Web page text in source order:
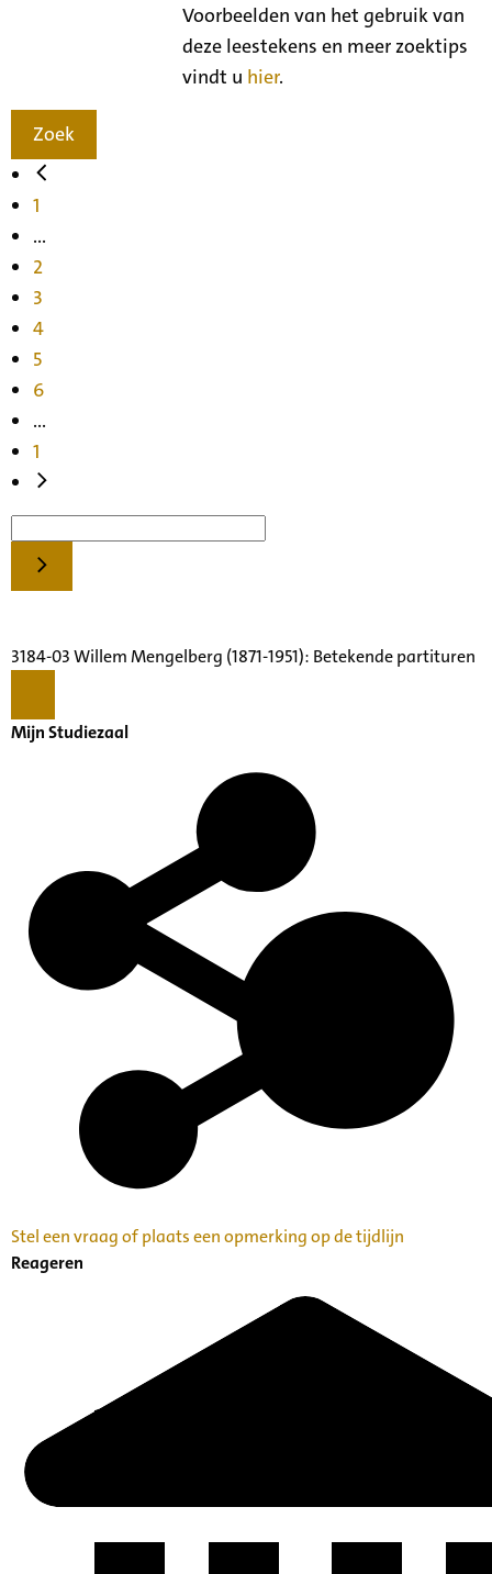
Voorbeelden van het gebruik van
deze leestekens en meer zoektips
vindt u hier.
Zoek
1
...
2
3
4
5
6
...
1
3184-03 Willem Mengelberg (1871-1951): Betekende partituren
Mijn Studiezaal
Stel een vraag of plaats een opmerking op de tijdlijn
Reageren